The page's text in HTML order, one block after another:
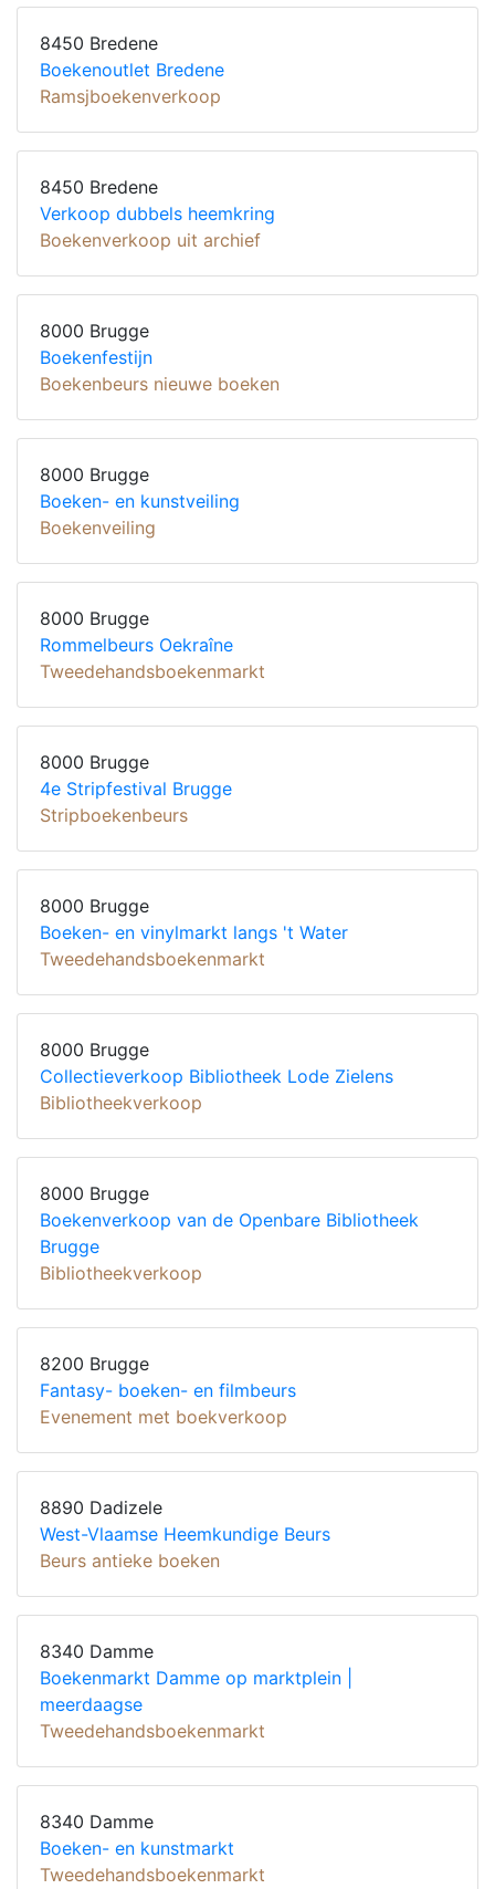
8450 Bredene
Boekenoutlet Bredene
Ramsjboekenverkoop
8450 Bredene
Verkoop dubbels heemkring
Boekenverkoop uit archief
8000 Brugge
Boekenfestijn
Boekenbeurs nieuwe boeken
8000 Brugge
Boeken- en kunstveiling
Boekenveiling
8000 Brugge
Rommelbeurs Oekraîne
Tweedehandsboekenmarkt
8000 Brugge
4e Stripfestival Brugge
Stripboekenbeurs
8000 Brugge
Boeken- en vinylmarkt langs 't Water
Tweedehandsboekenmarkt
8000 Brugge
Collectieverkoop Bibliotheek Lode Zielens
Bibliotheekverkoop
8000 Brugge
Boekenverkoop van de Openbare Bibliotheek
Brugge
Bibliotheekverkoop
8200 Brugge
Fantasy- boeken- en filmbeurs
Evenement met boekverkoop
8890 Dadizele
West-Vlaamse Heemkundige Beurs
Beurs antieke boeken
8340 Damme
Boekenmarkt Damme op marktplein |
meerdaagse
Tweedehandsboekenmarkt
8340 Damme
Boeken- en kunstmarkt
Tweedehandsboekenmarkt